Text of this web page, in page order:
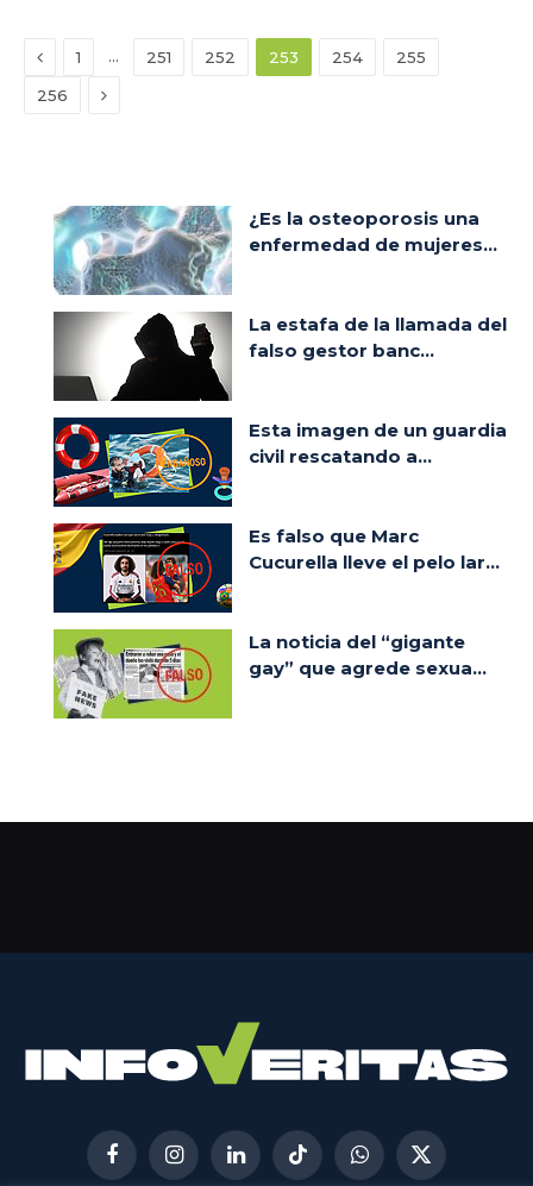
Anterior
1 … 251 252 253 254
255
256
Siguiente
¿Es la osteoporosis una
enfermedad de mujeres...
La estafa de la llamada del
falso gestor banc...
Esta imagen de un guardia
civil rescatando a...
Es falso que Marc
Cucurella lleve el pelo lar...
La noticia del “gigante
gay” que agrede sexua...
FacebookInstagramLinkedInTikTokWhatsApp
X